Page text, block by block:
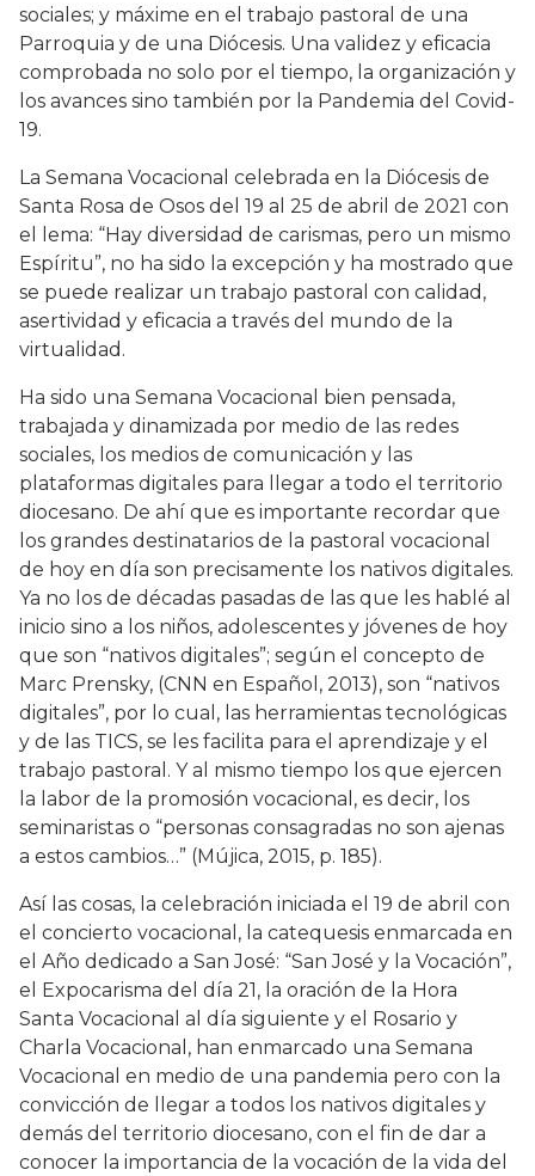
sociales; y máxime en el trabajo pastoral de una
Parroquia y de una Diócesis. Una validez y eficacia
comprobada no solo por el tiempo, la organización y
los avances sino también por la Pandemia del Covid-
19.
La Semana Vocacional celebrada en la Diócesis de
Santa Rosa de Osos del 19 al 25 de abril de 2021 con
el lema: “Hay diversidad de carismas, pero un mismo
Espíritu”, no ha sido la excepción y ha mostrado que
se puede realizar un trabajo pastoral con calidad,
asertividad y eficacia a través del mundo de la
virtualidad.
Ha sido una Semana Vocacional bien pensada,
trabajada y dinamizada por medio de las redes
sociales, los medios de comunicación y las
plataformas digitales para llegar a todo el territorio
diocesano. De ahí que es importante recordar que
los grandes destinatarios de la pastoral vocacional
de hoy en día son precisamente los nativos digitales.
Ya no los de décadas pasadas de las que les hablé al
inicio sino a los niños, adolescentes y jóvenes de hoy
que son “nativos digitales”; según el concepto de
Marc Prensky, (CNN en Español, 2013), son “nativos
digitales”, por lo cual, las herramientas tecnológicas
y de las TICS, se les facilita para el aprendizaje y el
trabajo pastoral. Y al mismo tiempo los que ejercen
la labor de la promosión vocacional, es decir, los
seminaristas o “personas consagradas no son ajenas
a estos cambios…” (Mújica, 2015, p. 185).
Así las cosas, la celebración iniciada el 19 de abril con
el concierto vocacional, la catequesis enmarcada en
el Año dedicado a San José: “San José y la Vocación”,
el Expocarisma del día 21, la oración de la Hora
Santa Vocacional al día siguiente y el Rosario y
Charla Vocacional, han enmarcado una Semana
Vocacional en medio de una pandemia pero con la
convicción de llegar a todos los nativos digitales y
demás del territorio diocesano, con el fin de dar a
conocer la importancia de la vocación de la vida del